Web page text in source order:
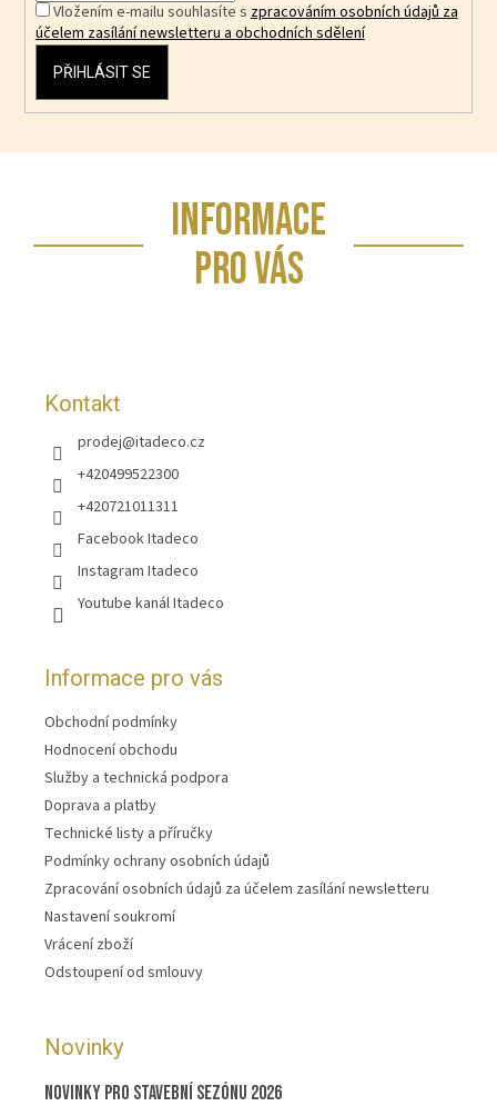
Vložením e-mailu souhlasíte szpracováním osobních údajů za
účelem zasílání newsletteru a obchodních sdělení
PŘIHLÁSIT SE
INFORMACE
PRO VÁS
Kontakt
prodej@itadeco.cz
+420499522300
+420721011311
Facebook Itadeco
Instagram Itadeco
Youtube kanál Itadeco
Informace pro vás
Obchodní podmínky
Hodnocení obchodu
Služby a technická podpora
Doprava a platby
Technické listy a příručky
Podmínky ochrany osobních údajů
Zpracování osobních údajů za účelem zasílání newsletteru
Nastavení soukromí
Vrácení zboží
Odstoupení od smlouvy
Novinky
Novinky pro stavební sezónu 2026